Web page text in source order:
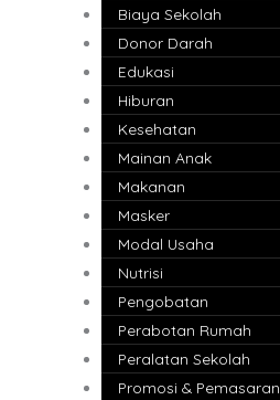
Biaya Sekolah
Donor Darah
Edukasi
Hiburan
Kesehatan
Mainan Anak
Makanan
Masker
Modal Usaha
Nutrisi
Pengobatan
Perabotan Rumah
Peralatan Sekolah
Promosi & Pemasaran